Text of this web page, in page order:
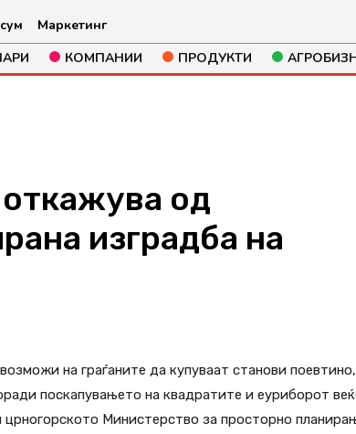
Маркетинг
КОМПАНИИ ПРОДУКТИ
од
изградба на
на граѓаните да купуваат станови
поскапувањето на квадратите и еуриборот
Министерство за просторно